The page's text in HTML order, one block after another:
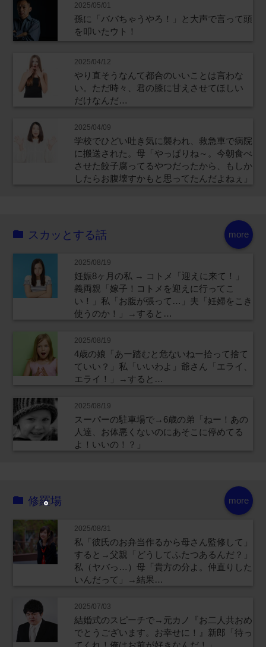
2025/05/01
孫に「ババちゃうやろ！」と大声で言って頭
を叩いたウト！
2025/04/12
やり直そうなんて都合のいいことは言わな
い。ただ時々、君の膝に甘えさせてほしい
だけなんだ…
2025/04/09
学校でひどい吐き気に襲われ、救急車で病院
に搬送された。母「やっぱりね～。今朝食べ
させた餃子腐ってるやつだったから、もしか
したらお腹壊すかもと思ってたんだよねぇ」
more
スカッとする話
2025/08/19
妊娠8ヶ月の私 → コトメ「迎えに来て！」
義両親「嫁子！コトメを迎えに行ってこ
い！」私「お腹が張って…」夫「妊婦をこき
使うのか！」→すると…
2025/08/19
4歳の娘「あー踏むと危ないねー拾って捨て
ていい？」私「いいわよ」爺さん「エライ、
エライ！」→すると…
2025/08/19
スーパーの駐車場で→6歳の弟「ねー！あの
人達、お体悪くないのにあそこに停めてる
よ！いいの！？」
more
修羅場
2025/08/31
私「彼氏のお弁当作るから母さん監修して」
すると→父親「どうしてふたつあるんだ？」
私（ヤバっ…）母「貴方の分よ。仲直りした
いんだって」→結果…
2025/07/03
結婚式のスピーチで→元カノ『お二人共おめ
でとうございます。お幸せに！』新郎「待っ
てくれ！俺はお前が好きなんだ！」